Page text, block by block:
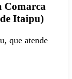
Comarca
Itaipu)
que atende